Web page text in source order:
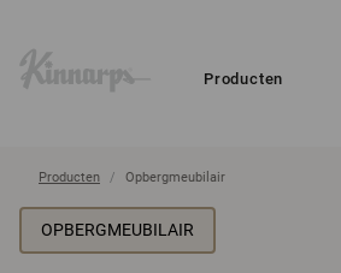
Producten
Producten Opbergmeubilair
OPBERGMEUBILAIR